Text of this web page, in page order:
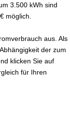
3.500 kWh sind
möglich.
aus. Als
der zum
klicken Sie auf
für Ihren